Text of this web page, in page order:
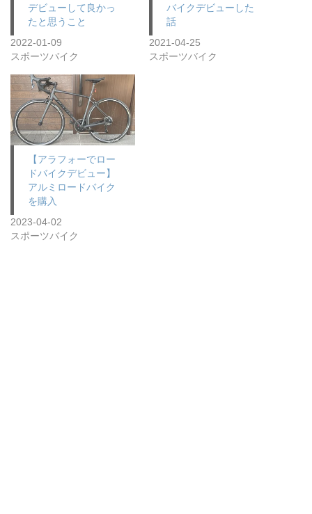
デビューして良かっ
たと思うこと
2022-01-09
スポーツバイク
バイクデビューした
話
2021-04-25
スポーツバイク
【アラフォーでロー
ドバイクデビュー】
アルミロードバイク
を購入
2023-04-02
スポーツバイク